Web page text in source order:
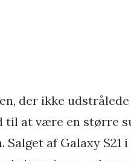
der ikke
til at være en større
af Galaxy S21